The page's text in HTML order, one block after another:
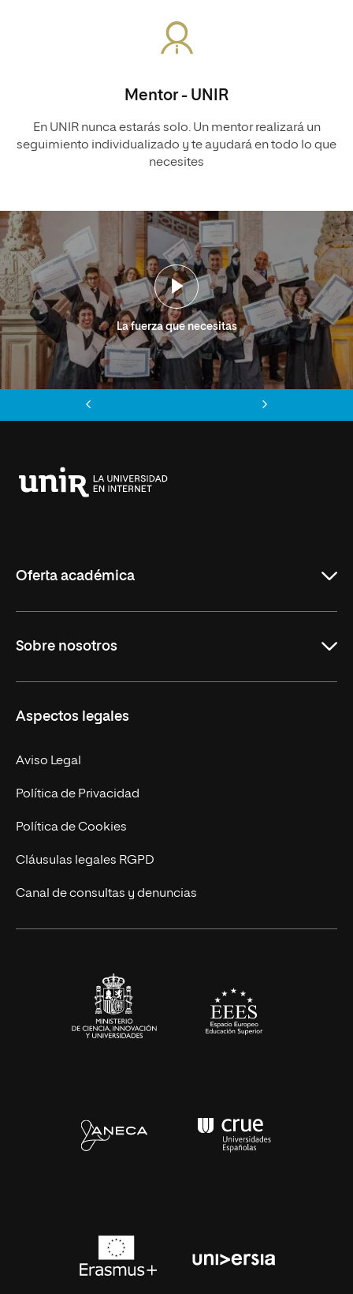
Mentor - UNIR
En UNIR nunca estarás solo. Un mentor realizará un
seguimiento individualizado y te ayudará en todo lo que
necesites
La fuerza que necesitas
Oferta académica
Másteres Oficiales
Másteres Propios
Doctorados
Experto Universitario
Postgrados
Cursos Universitarios
Sobre nosotros
Facultades
Nuestro Equipo
Trabaja en UNIR
Actualidad
UNIR Revista
Eventos
Aspectos legales
Aviso Legal
Política de Privacidad
Política de Cookies
Cláusulas legales RGPD
Canal de consultas y denuncias